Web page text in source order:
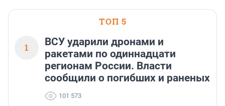
или готовый арендный
ТОП 5
1
ВСУ ударили дронами и
ракетами по одиннадцати
регионам России. Власти
сообщили о погибших и раненых
101 573